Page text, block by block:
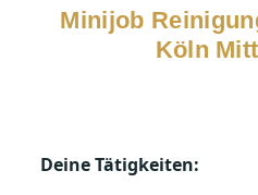
Minijob
Köln
Deine Tätigkeiten: